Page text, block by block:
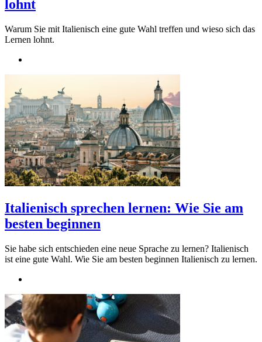
lohnt
Warum Sie mit Italienisch eine gute Wahl treffen und wieso sich das
Lernen lohnt.
Italienisch sprechen lernen: Wie Sie am
besten beginnen
Sie habe sich entschieden eine neue Sprache zu lernen? Italienisch
ist eine gute Wahl. Wie Sie am besten beginnen Italienisch zu lernen.